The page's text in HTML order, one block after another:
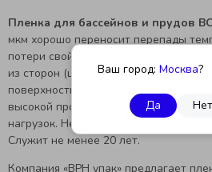
Ваш город: Москва?
Да Нет
Пленка для бассейнов и прудов
мкм хорошо переносит перепады
потери свойств зимует на улице.
из сторон (цвета морской волны
поверхность, повторяя ее изгибы.
высокой прочностью. Не рвется от
нагрузок. Не представляет
Служит не менее 20 лет.
Компания «ВРН упак» предлагает